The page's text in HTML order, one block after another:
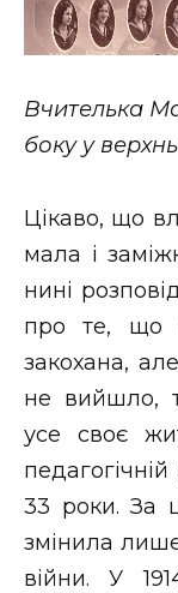
Вчителька
боку у
Цікаво, що
мала і
нині
про те, що
закохана,
не вийшло,
усе своє
33 роки. За
змінила
війни. У